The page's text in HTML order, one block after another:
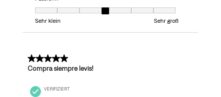
Passform, 4 von 7, wobei 1 gleich Sehr klein ist und 7 gleich Sehr groß
Sehr klein
Sehr groß
5 von 5 Sternen.
Compra siempre levis!
VERIFIZIERT